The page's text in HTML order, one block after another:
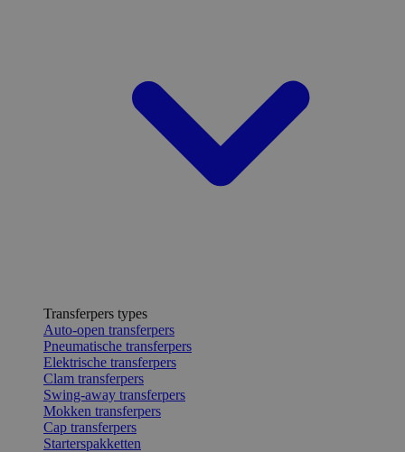
Transferpers types
Auto-open transferpers
Pneumatische transferpers
Elektrische transferpers
Clam transferpers
Swing-away transferpers
Mokken transferpers
Cap transferpers
Starterspakketten